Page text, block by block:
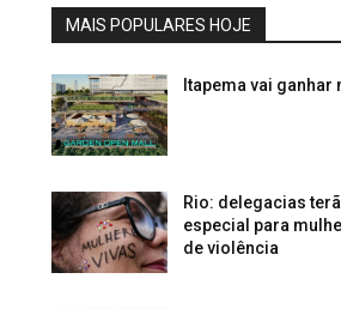
MAIS POPULARES HOJE
Itapema vai ganhar
Rio: delegacias
especial para
de violência